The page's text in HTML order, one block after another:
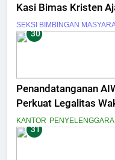
Kasi Bimas Kristen
Sejahtera
SEKSI BIMBINGAN
30
Penandatanganan
Perkuat Legalitas
KANTOR
31